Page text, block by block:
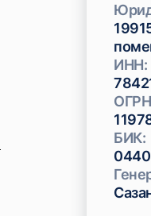
ИНН:
БИК: